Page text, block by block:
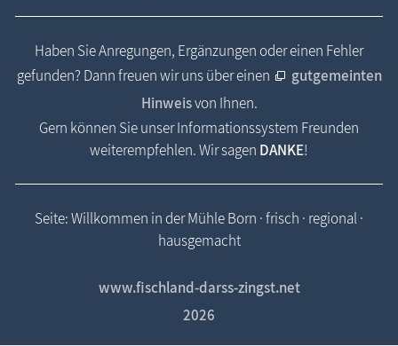
Haben Sie Anregungen, Ergänzungen oder einen Fehler
gefunden? Dann freuen wir uns über einen
gutgemeinten
Hinweisvon Ihnen.
Gern können Sie unser Informationssystem Freunden
weiterempfehlen. Wir sagen DANKE!
Seite: Willkommen in der Mühle Born · frisch · regional ·
hausgemacht
www.fischland-darss-zingst.net
2026